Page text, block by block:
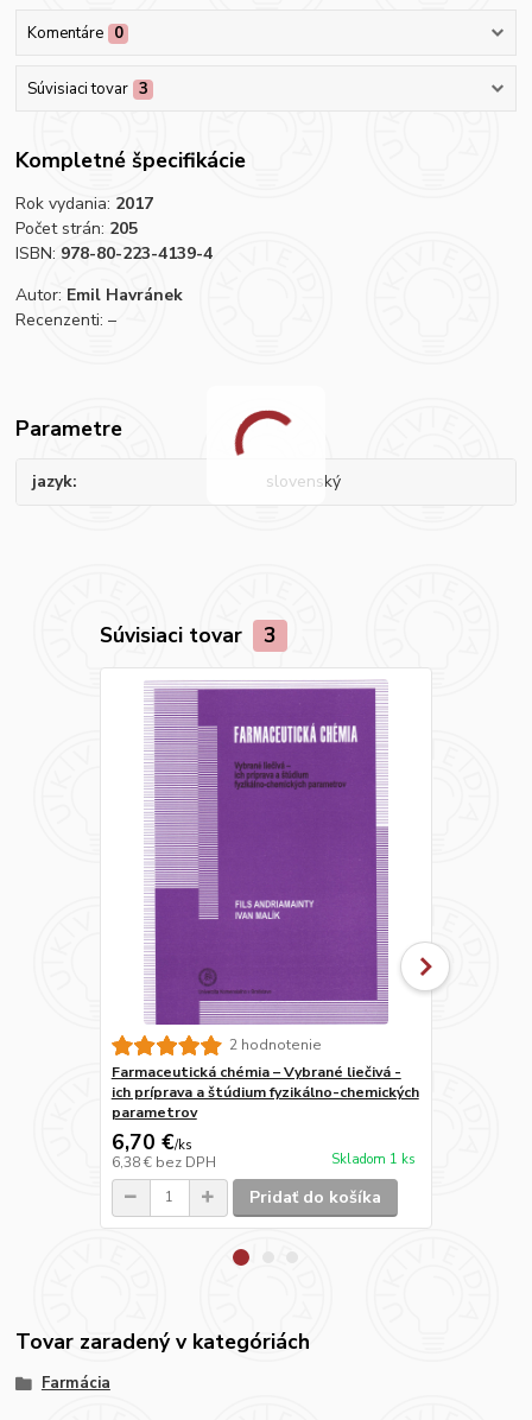
Komentáre 0
Súvisiaci tovar 3
Kompletné špecifikácie
Rok vydania: 2017
Počet strán: 205
ISBN: 978-80-223-4139-4
Autor: Emil Havránek
Recenzenti: –
Parametre
jazyk slovenský
Súvisiaci tovar 3
2 hodnotenie
Farmaceutická chémia – Vybrané liečivá -
ich príprava a štúdium fyzikálno-chemických
parametrov
6,70 €/ks
6,38 € bez DPH Skladom 1 ks
Pridať do košíka
Tovar zaradený v kategóriách
Farmácia